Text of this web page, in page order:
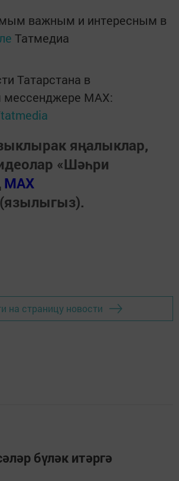
важным и интересным в
Татмедиа
Татарстана в
мессенджере MАХ:
яңалыклар,
«Шәһри
MAX
(язылыгыз).
на страницу новости
бүләк итәргә